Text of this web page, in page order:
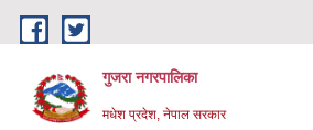
Skip to main content
गुजरा नगरपालिका
मधेश प्रदेश, नेपाल सरकार